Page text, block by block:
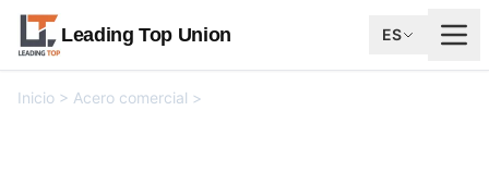
Leading Top Union ES
Inicio > Acero comercial >